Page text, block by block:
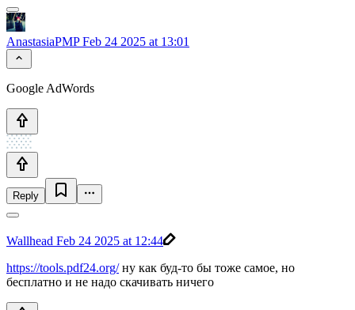
AnastasiaPMPFeb 24 2025 at 13:01
Google AdWords
Reply
Wallhead Feb 24 2025 at 12:44
https://tools.pdf24.org/ну как буд-то бы тоже самое, но
бесплатно и не надо скачивать ничего